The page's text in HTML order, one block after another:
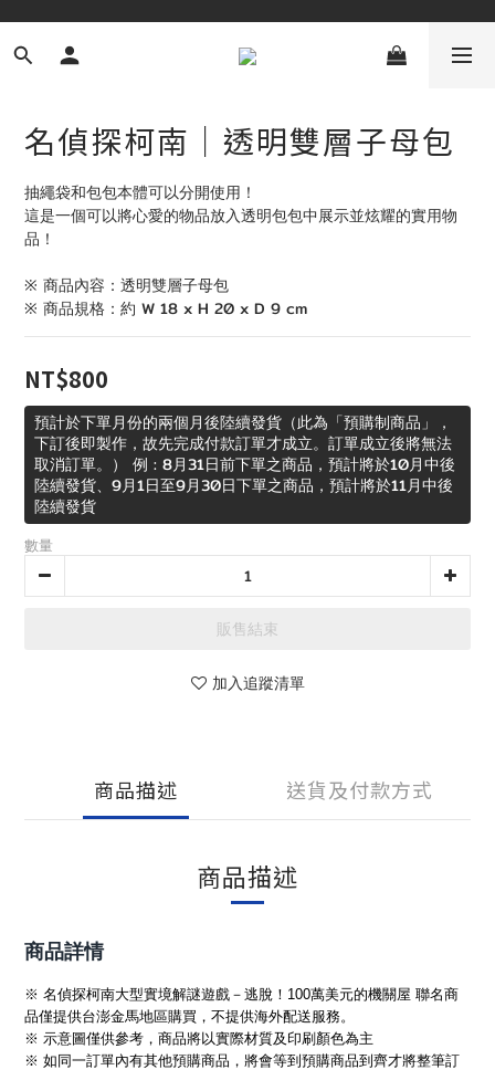
名偵探柯南｜透明雙層子母包
抽繩袋和包包本體可以分開使用！
這是一個可以將心愛的物品放入透明包包中展示並炫耀的實用物
品！
※ 商品內容：透明雙層子母包
※ 商品規格：約 W 18 x H 20 x D 9 cm
NT$800
預計於下單月份的兩個月後陸續發貨（此為「預購制商品」，
下訂後即製作，故先完成付款訂單才成立。訂單成立後將無法
取消訂單。） 例 : 8月31日前下單之商品，預計將於10月中後
陸續發貨、9月1日至9月30日下單之商品，預計將於11月中後
陸續發貨
數量
販售結束
加入追蹤清單
商品描述 送貨及付款方式
商品描述
商品詳情
※ 名偵探柯南大型實境解謎遊戲－逃脫！100萬美元的機關屋 聯名商
品僅提供台澎金馬地區購買，不提供海外配送服務。
※ 示意圖僅供參考，商品將以實際材質及印刷顏色為主
※ 如同一訂單內有其他預購商品，將會等到預購商品到齊才將整筆訂